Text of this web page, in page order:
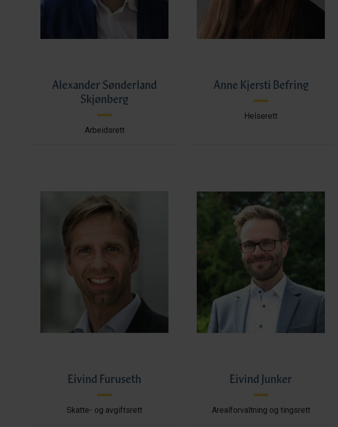
Alexander Sønderland
Skjønberg
Arbeidsrett
Anne Kjersti Befring
Helserett
Eivind Furuseth
Skatte- og avgiftsrett
Eivind Junker
Arealforvaltning og tingsrett